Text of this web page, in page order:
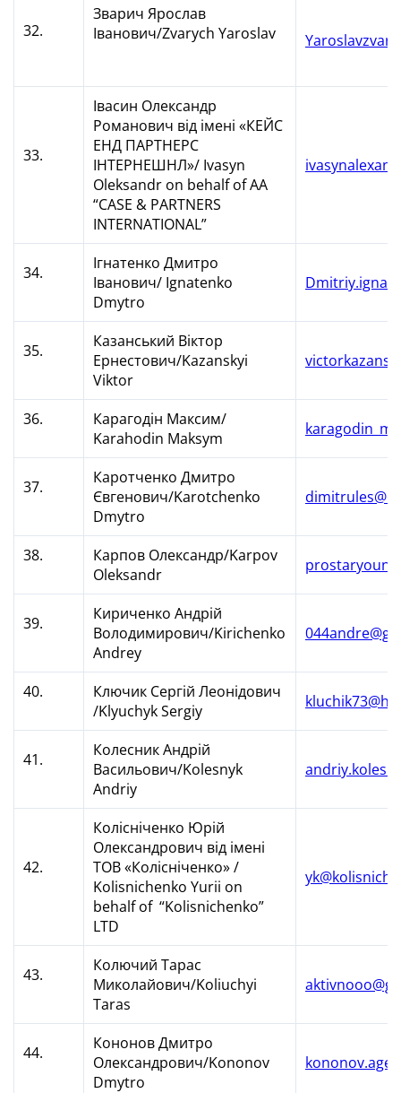
32.
Зварич Ярослав
Іванович/Zvarych Yaroslav
33.
Івасин Олександр
Романович від імені «КЕЙС
ЕНД ПАРТНЕРС
ІНТЕРНЕШНЛ»/ Ivasyn
Oleksandr on behalf of AA
“CASE & PARTNERS
INTERNATIONAL”
34.
Ігнатенко Дмитро
Іванович/ Ignatenko
Dmytro
35.
Казанський Віктор
Ернестович/Kazanskyi
Viktor
36.
Карагодін Максим/
Karahodin Maksym
37.
Каротченко Дмитро
Євгенович/Karotchenko
Dmytro
38.
Карпов Олександр/Karpov
Oleksandr
39.
Кириченко Андрій
Володимирович/Kirichenko
Andrey
40.
Ключик Сергій Леонідович
/Klyuchyk Sergiy
41.
Колесник Андрій
Васильович/Kolesnyk
Andriy
42.
Колісніченко Юрій
Олександрович від імені
ТОВ «Колісніченко» /
Kolisnichenko Yurii on
behalf of “Kolisnichenko”
LTD
43.
Колючий Тарас
Миколайович/Koliuchyi
Taras
44.
Кононов Дмитро
Олександрович/Kononov
Dmytro